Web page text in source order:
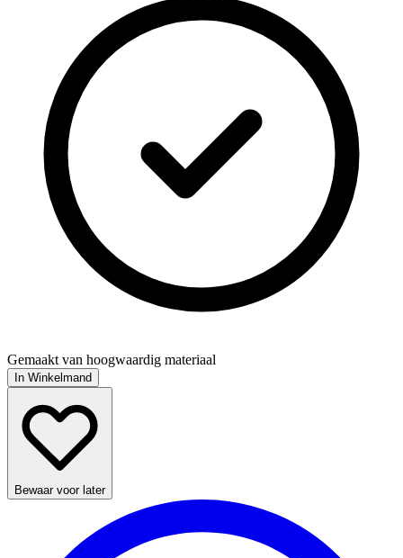
Gemaakt van hoogwaardig materiaal
In Winkelmand
Bewaar voor later